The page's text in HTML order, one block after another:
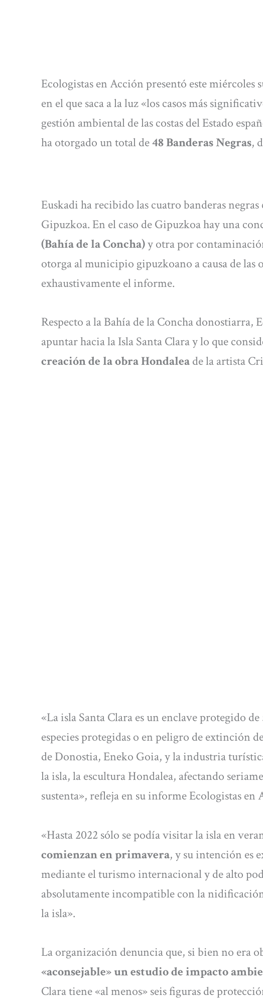
Ecologistas en Acción presentó este miércoles
en el que saca a la luz «los casos más
gestión ambiental de las costas del Estado
ha otorgado un total de48 Banderas Negras,
Euskadi ha recibido las cuatro banderas
Gipuzkoa. En el caso de Gipuzkoa hay una
(Bahía de la Concha)y otra por
otorga al municipio gipuzkoano a causa de las
exhaustivamente el informe.
Respecto a la Bahía de la Concha donostiarra,
apuntar hacia la Isla Santa Clara y lo que
creación de la obra Hondaleade la artista
«La isla Santa Clara es un enclave protegido
especies protegidas o en peligro de extinción
de Donostia, Eneko Goia, y la industria
la isla, la escultura Hondalea, afectando
sustenta», refleja en su informe Ecologistas en
«Hasta 2022 sólo se podía visitar la isla en
comienzan en primavera, y su intención es
mediante el turismo internacional y de alto
absolutamente incompatible con la
la isla».
La organización denuncia que, si bien no era
«aconsejable» un estudio de impacto
Clara tiene «al menos» seis figuras de